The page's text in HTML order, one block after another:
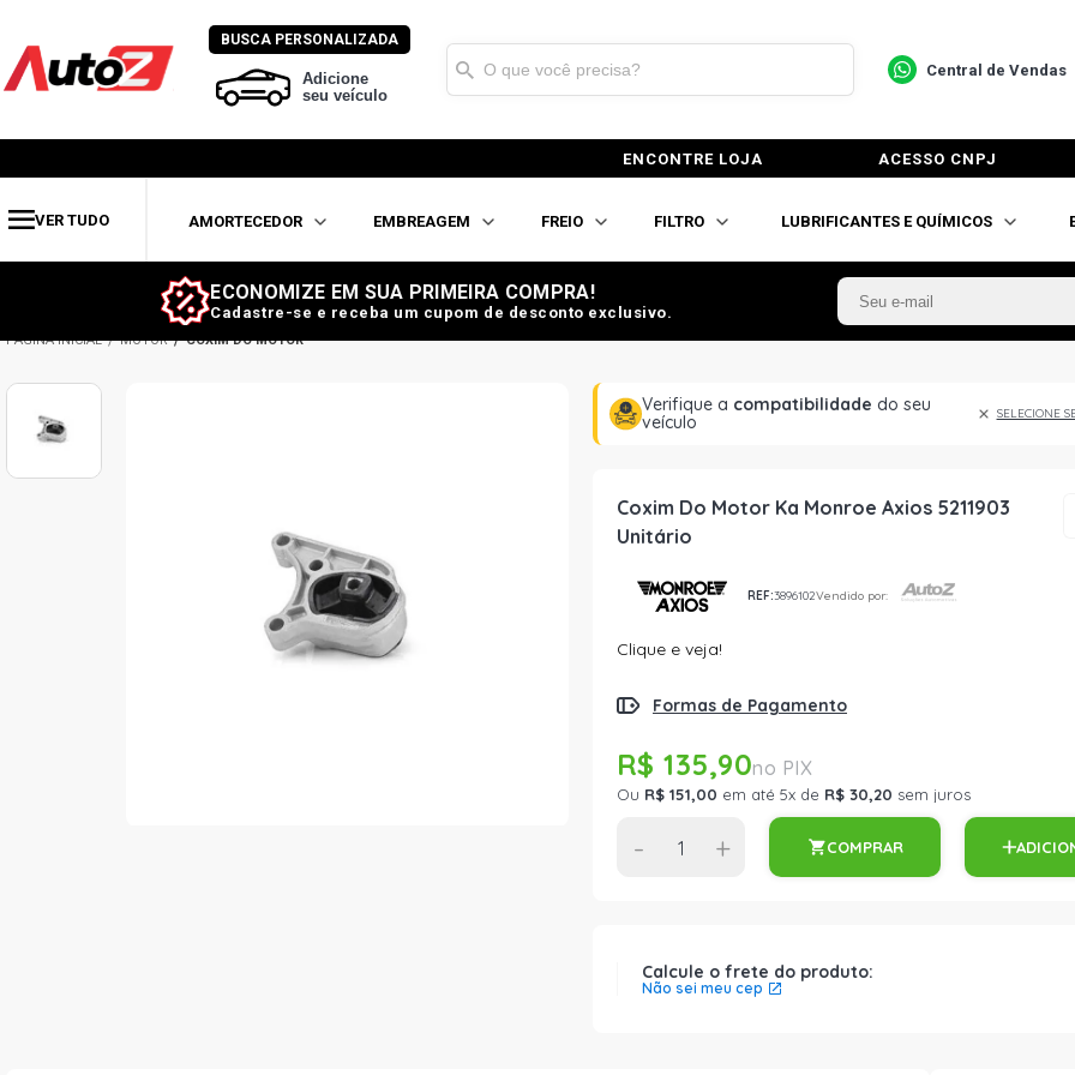
BUSCA PERSONALIZADA
Adicione
seu veículo
Central de Vendas
ENCONTRE LOJA ACESSO CNPJ
VER TUDO AMORTECEDOR EMBREAGEM FREIO FILTRO LUBRIFICANTES E QUÍMICOS
ECONOMIZE EM SUA PRIMEIRA COMPRA!
Cadastre-se e receba um cupom de desconto exclusivo.
MOTOR COXIM DO MOTOR
Verifique a compatibilidade do seu
veículo
SELECIONE
Coxim Do Motor Ka Monroe Axios 5211903
Unitário
REF:3896102Vendido por:
Clique e veja!
Formas de Pagamento
R$ 135,90
Ou R$ 151,00 em até 5x de R$ 30,20 sem juros
- + COMPRAR
Calcule o frete do produto:
Não sei meu cep